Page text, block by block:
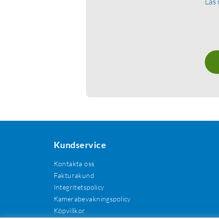
Kundservice
Kontakta oss
Fakturakund
Integritetspolicy
Kamerabevakningspolicy
Köpvillkor